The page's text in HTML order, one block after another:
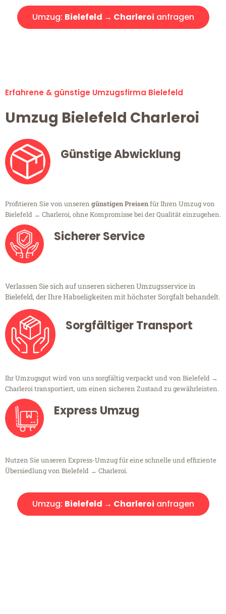
Umzug: Bielefeld → Charleroi anfragen
Erfahrene & günstige Umzugsfirma Bielefeld
Umzug Bielefeld Charleroi
Günstige Abwicklung
Profitieren Sie von unseren günstigen Preisenfür Ihren Umzug von
Bielefeld → Charleroi, ohne Kompromisse bei der Qualität einzugehen.
Sicherer Service
Verlassen Sie sich auf unseren sicheren Umzugsservice in
Bielefeld, der Ihre Habseligkeiten mit höchster Sorgfalt behandelt.
Sorgfältiger Transport
Ihr Umzugsgut wird von uns sorgfältig verpackt und von Bielefeld →
Charleroi transportiert, um einen sicheren Zustand zu gewährleisten.
Express Umzug
Nutzen Sie unseren Express-Umzug für eine schnelle und effiziente
Übersiedlung von Bielefeld → Charleroi.
Umzug: Bielefeld → Charleroi anfragen